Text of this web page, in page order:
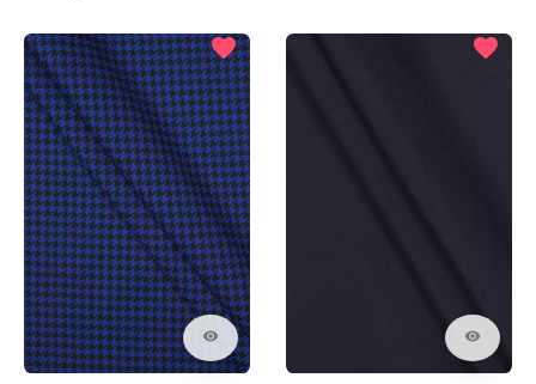
visibility
favorite
visibility
favorite